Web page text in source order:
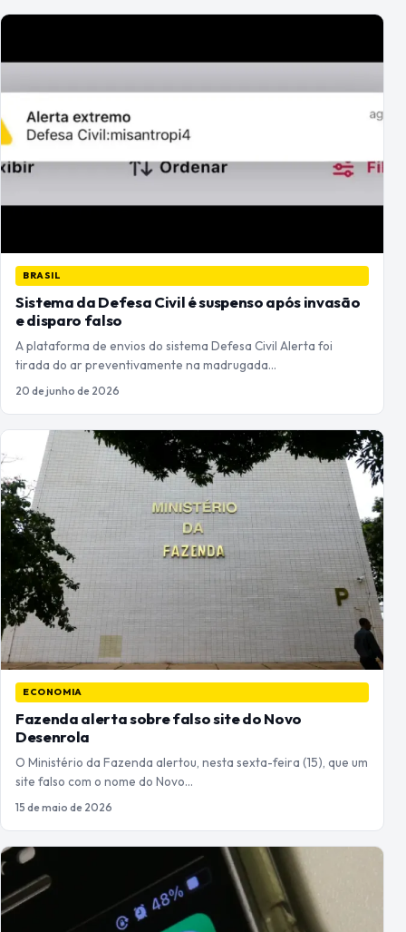
BRASIL
Sistema da Defesa Civil é suspenso após invasão
e disparo falso
A plataforma de envios do sistema Defesa Civil Alerta foi
tirada do ar preventivamente na madrugada…
20 de junho de 2026
ECONOMIA
Fazenda alerta sobre falso site do Novo
Desenrola
O Ministério da Fazenda alertou, nesta sexta-feira (15), que um
site falso com o nome do Novo…
15 de maio de 2026